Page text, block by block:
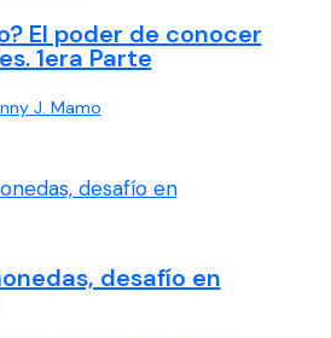
El poder de conocer
1era Parte
J. Mamo
desafío en